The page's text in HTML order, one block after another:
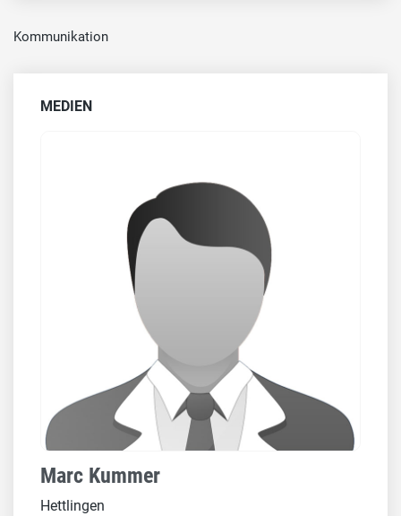
Kommunikation
MEDIEN
Marc Kummer
Hettlingen